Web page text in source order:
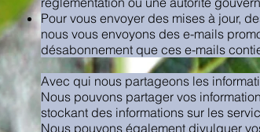
Pour vous envoyer des mises à jour,
nous vous envoyons des e-mails
désabonnement que ces e-mails
Avec qui nous partageons les
Nous pouvons partager vos
stockant des informations sur les
Nous pouvons également divulguer